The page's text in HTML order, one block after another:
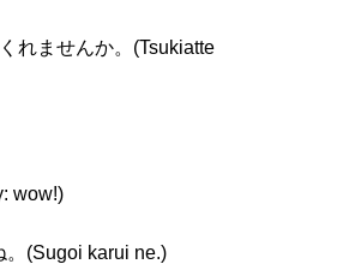
れませんか。(Tsukiatte
wow!)
。(Sugoi karui ne.)